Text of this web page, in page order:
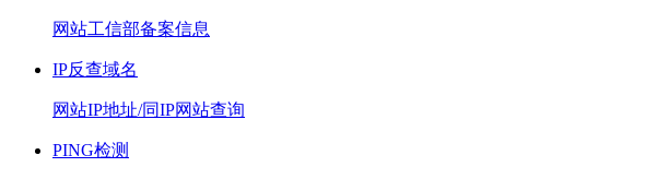
网站工信部备案信息
IP反查域名
网站IP地址/同IP网站查询
PING检测